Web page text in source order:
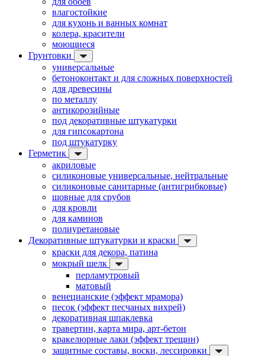
влагостойкие
для кухонь и ванных комнат
колера, красители
моющиеся
Грунтовки
универсальные
бетоноконтакт и для сложных поверхностей
для древесины
по металлу
антикорозийные
под декоративные штукатурки
для гипсокартона
под штукатурку
Герметик
акриловые
силиконовые универсальные, нейтральные
силиконовые санитарные (антигрибковые)
шовные для срубов
для кровли
для каминов
полиуретановые
Декоративные штукатурки и краски
краски для декора, патина
мокрый шелк
перламутровый
матовый
венецианские (эффект мрамора)
песок (эффект песчаных вихрей)
декоративная шпаклевка
травертин, карта мира, арт-бетон
кракелюрные лаки (эффект трещин)
защитные составы, воски, лессировки